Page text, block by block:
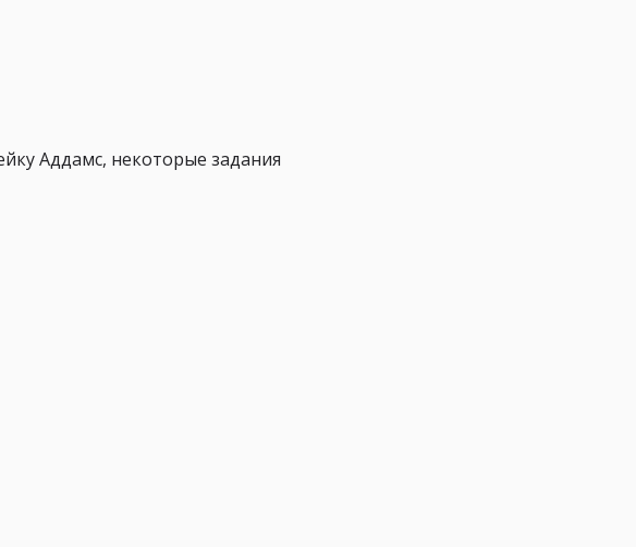
Аддамс, некоторые задания